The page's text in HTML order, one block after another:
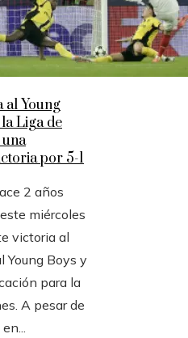
al Young
Liga de
por 5-1
2 años
miércoles
victoria al
Young Boys y
para la
A pesar de